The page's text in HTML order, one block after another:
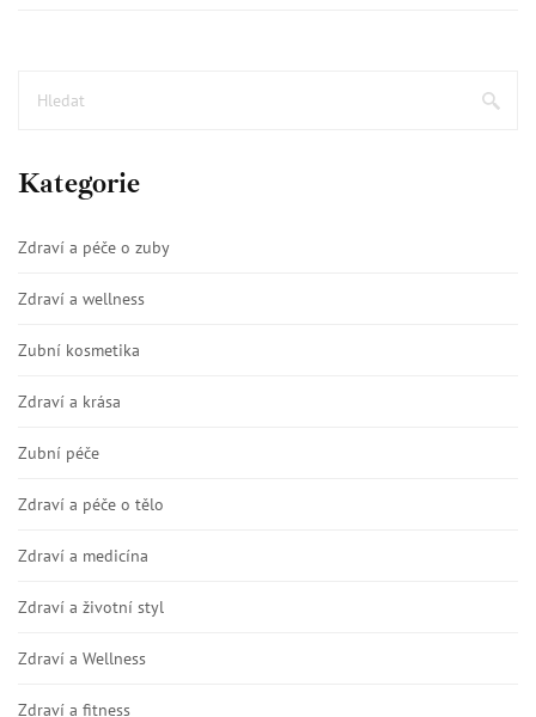
Kategorie
Zdraví a péče o zuby
Zdraví a wellness
Zubní kosmetika
Zdraví a krása
Zubní péče
Zdraví a péče o tělo
Zdraví a medicína
Zdraví a životní styl
Zdraví a Wellness
Zdraví a fitness